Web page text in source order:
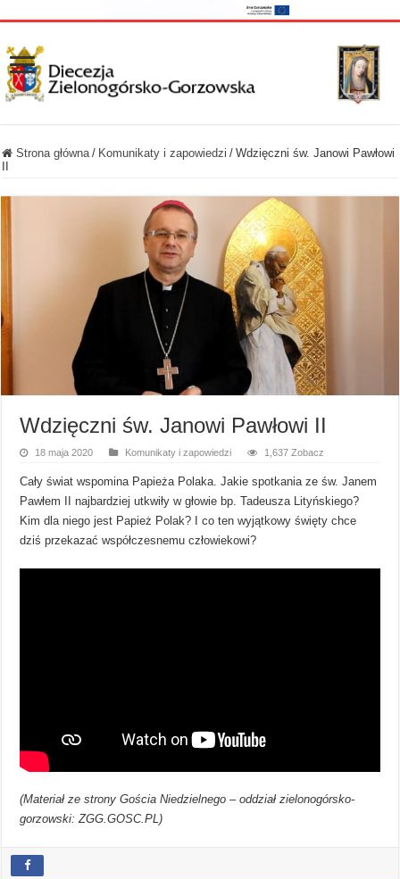
Strona główna / Komunikaty i zapowiedzi / Wdzięczni św. Janowi Pawłowi
Wdzięczni św. Janowi Pawłowi II
18 maja 2020 Komunikaty i zapowiedzi 1,637 Zobacz
Cały świat wspomina Papieża Polaka. Jakie spotkania ze św. Janem
Pawłem II najbardziej utkwiły w głowie bp. Tadeusza Lityńskiego?
Kim dla niego jest Papież Polak? I co ten wyjątkowy święty chce
dziś przekazać współczesnemu człowiekowi?
(Materiał ze strony Gościa Niedzielnego – oddział zielonogórsko-
gorzowski: ZGG.GOSC.PL)